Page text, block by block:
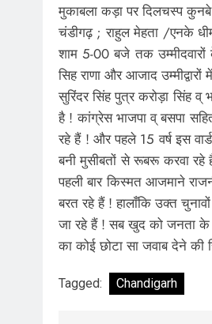
मुकाबला कड़ा पर दिलचस्प
चंडीगढ़ ; राहुल मेहता /एनके
शाम 5-00 बजे तक
सिह राणा और आजाद उम्मीद्वारों में
सुरिंदर सिंह पुत्र करोड़ा सिंह
है ! कांग्रेस भाजपा व् बसपा
रहे हैं ! और पहले 15 वर्ष इस
बनी मुसीबतों से रूबरू करवा रहे
पहली बार किस्मत आजमाने
बरत रहे हैं ! हालाँकि उक्त
जा रहे हैं ! सब खुद को जनता के
का कोई छोटा सा जवाब देने की
Tagged: Chandigarh